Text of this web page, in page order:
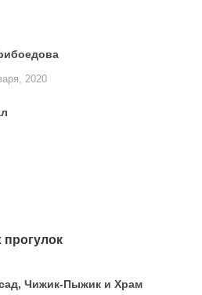
2020
Чижик-Пыжик и Храм